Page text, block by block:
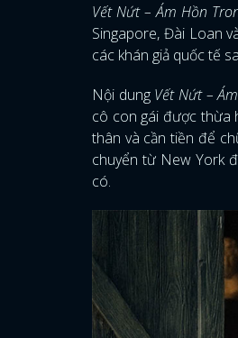
Vết Nứt – Ám Hồn
Singapore, Đài Loan
các khán giả quốc tế
Nội dung Vết Nứt –
cô con gái được thừa
thân và cần tiền để
chuyển từ New York
có.